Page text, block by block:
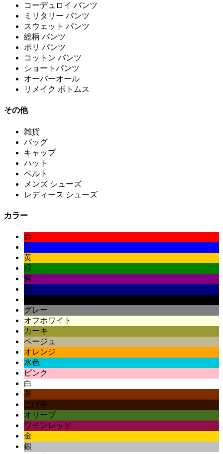
コーデュロイ パンツ
ミリタリー パンツ
スウェット パンツ
総柄 パンツ
ポリ パンツ
コットン パンツ
ショートパンツ
オーバーオール
リメイク ボトムス
その他
雑貨
バッグ
キャップ
ハット
ベルト
メンズ シューズ
レディース シューズ
カラー
赤
青
黄
緑
紫
紺
グレー
オフホワイト
カーキ
ベージュ
オレンジ
水色
ピンク
白
茶
こげ茶
オリーブ
ワインレッド
金
銀